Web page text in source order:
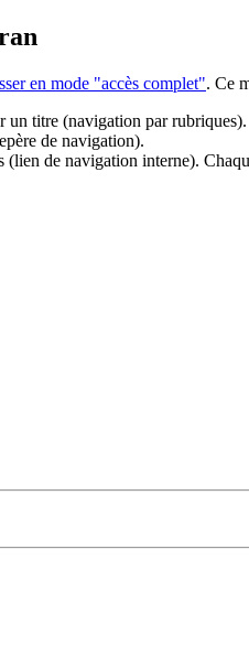
en mode "accès complet". Ce
un titre (navigation par rubriques).
de navigation).
de navigation interne).